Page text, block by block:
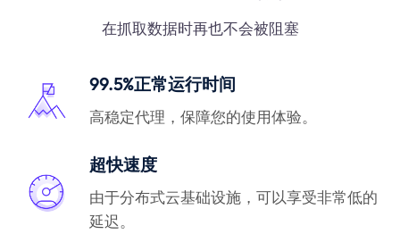
在抓取数据时再也不会被阻塞
99.5%正常运行时间
高稳定代理，保障您的使用体验。
超快速度
由于分布式云基础设施，可以享受非常低的
延迟。